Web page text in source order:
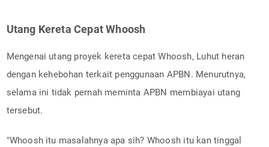
Utang Kereta Cepat Whoosh
Mengenai utang proyek kereta cepat Whoosh, Luhut heran
dengan kehebohan terkait penggunaan APBN. Menurutnya,
selama ini tidak pernah meminta APBN membiayai utang
tersebut.
"Whoosh itu masalahnya apa sih? Whoosh itu kan tinggal